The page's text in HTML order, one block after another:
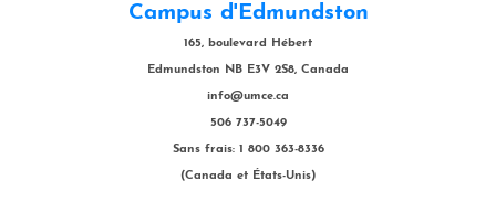
Campus d'Edmundston
165, boulevard Hébert
Edmundston NB E3V 2S8, Canada
info@umce.ca
506 737-5049
Sans frais: 1 800 363-8336
(Canada et États-Unis)